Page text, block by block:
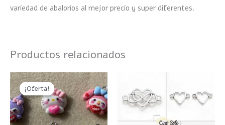
variedad de abalorios al mejor precio y super diferentes.
Productos relacionados
¡Oferta!
¡Oferta!
El
precio
original
era:
$65.
El
precio
actual
es:
$40.
Este
producto
tiene
múltiples
producto
tiene